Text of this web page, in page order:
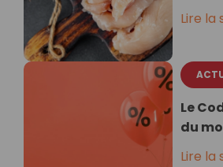
Lire la
Le
du
Lire la